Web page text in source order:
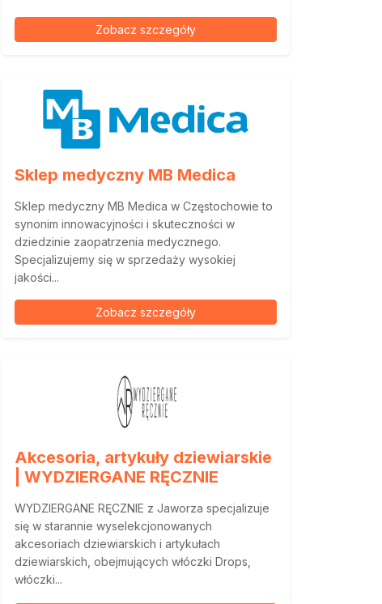
Zobacz szczegóły
Sklep medyczny MB Medica
Sklep medyczny MB Medica w Częstochowie to
synonim innowacyjności i skuteczności w
dziedzinie zaopatrzenia medycznego.
Specjalizujemy się w sprzedaży wysokiej
jakości...
Zobacz szczegóły
Akcesoria, artykuły dziewiarskie
| WYDZIERGANE RĘCZNIE
WYDZIERGANE RĘCZNIE z Jaworza specjalizuje
się w starannie wyselekcjonowanych
akcesoriach dziewiarskich i artykułach
dziewiarskich, obejmujących włóczki Drops,
włóczki...